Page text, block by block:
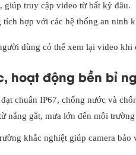
giúp truy cập video từ bất kỳ đâu.
hợp với các hệ thống an ninh
dùng có thể xem lại video khi
hoạt động bền bỉ
chuẩn IP67, chống nước và
nắng gắt, mưa lớn đến môi
khắc nghiệt giúp camera